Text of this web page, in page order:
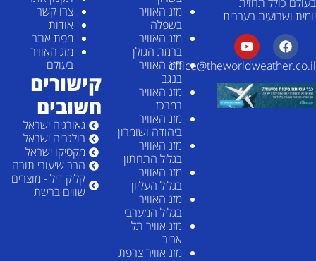
יומית ושבועית בעברית
office@theworldweather.co.il
מזג האוויר
בשפלה
מזג האוויר
ברמת הגולן
מזג האוויר
בנגב
מזג האוויר
במרכז
מזג האוויר
ביהודה ושומרון
מזג האוויר
בגליל התחתון
מזג האוויר
בגליל העליון
מזג האוויר
בגליל המערבי
מזג אוויר תל
אביב
מזג אוויר צרפת
צרו קשר
אודות
מפת אתר
מזג האוויר
בעולם
קישורים
חשובים
גאורגיה ישראל
בולגריה ישראל
מקסיקו ישראל
הרב שיעורי תורה
קליק דיל - מוצרים
שווים ברשת